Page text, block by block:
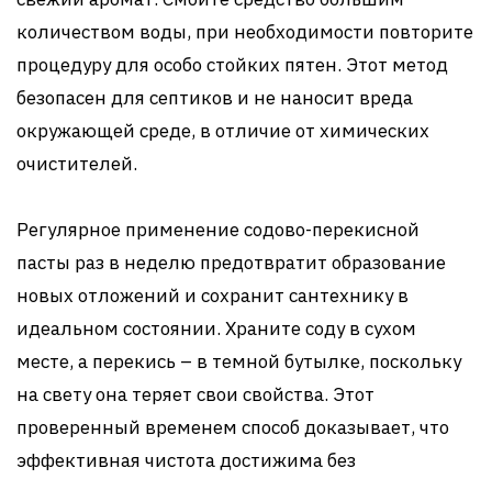
количеством воды, при необходимости повторите
процедуру для особо стойких пятен. Этот метод
безопасен для септиков и не наносит вреда
окружающей среде, в отличие от химических
очистителей.
Регулярное применение содово-перекисной
пасты раз в неделю предотвратит образование
новых отложений и сохранит сантехнику в
идеальном состоянии. Храните соду в сухом
месте, а перекись – в темной бутылке, поскольку
на свету она теряет свои свойства. Этот
проверенный временем способ доказывает, что
эффективная чистота достижима без